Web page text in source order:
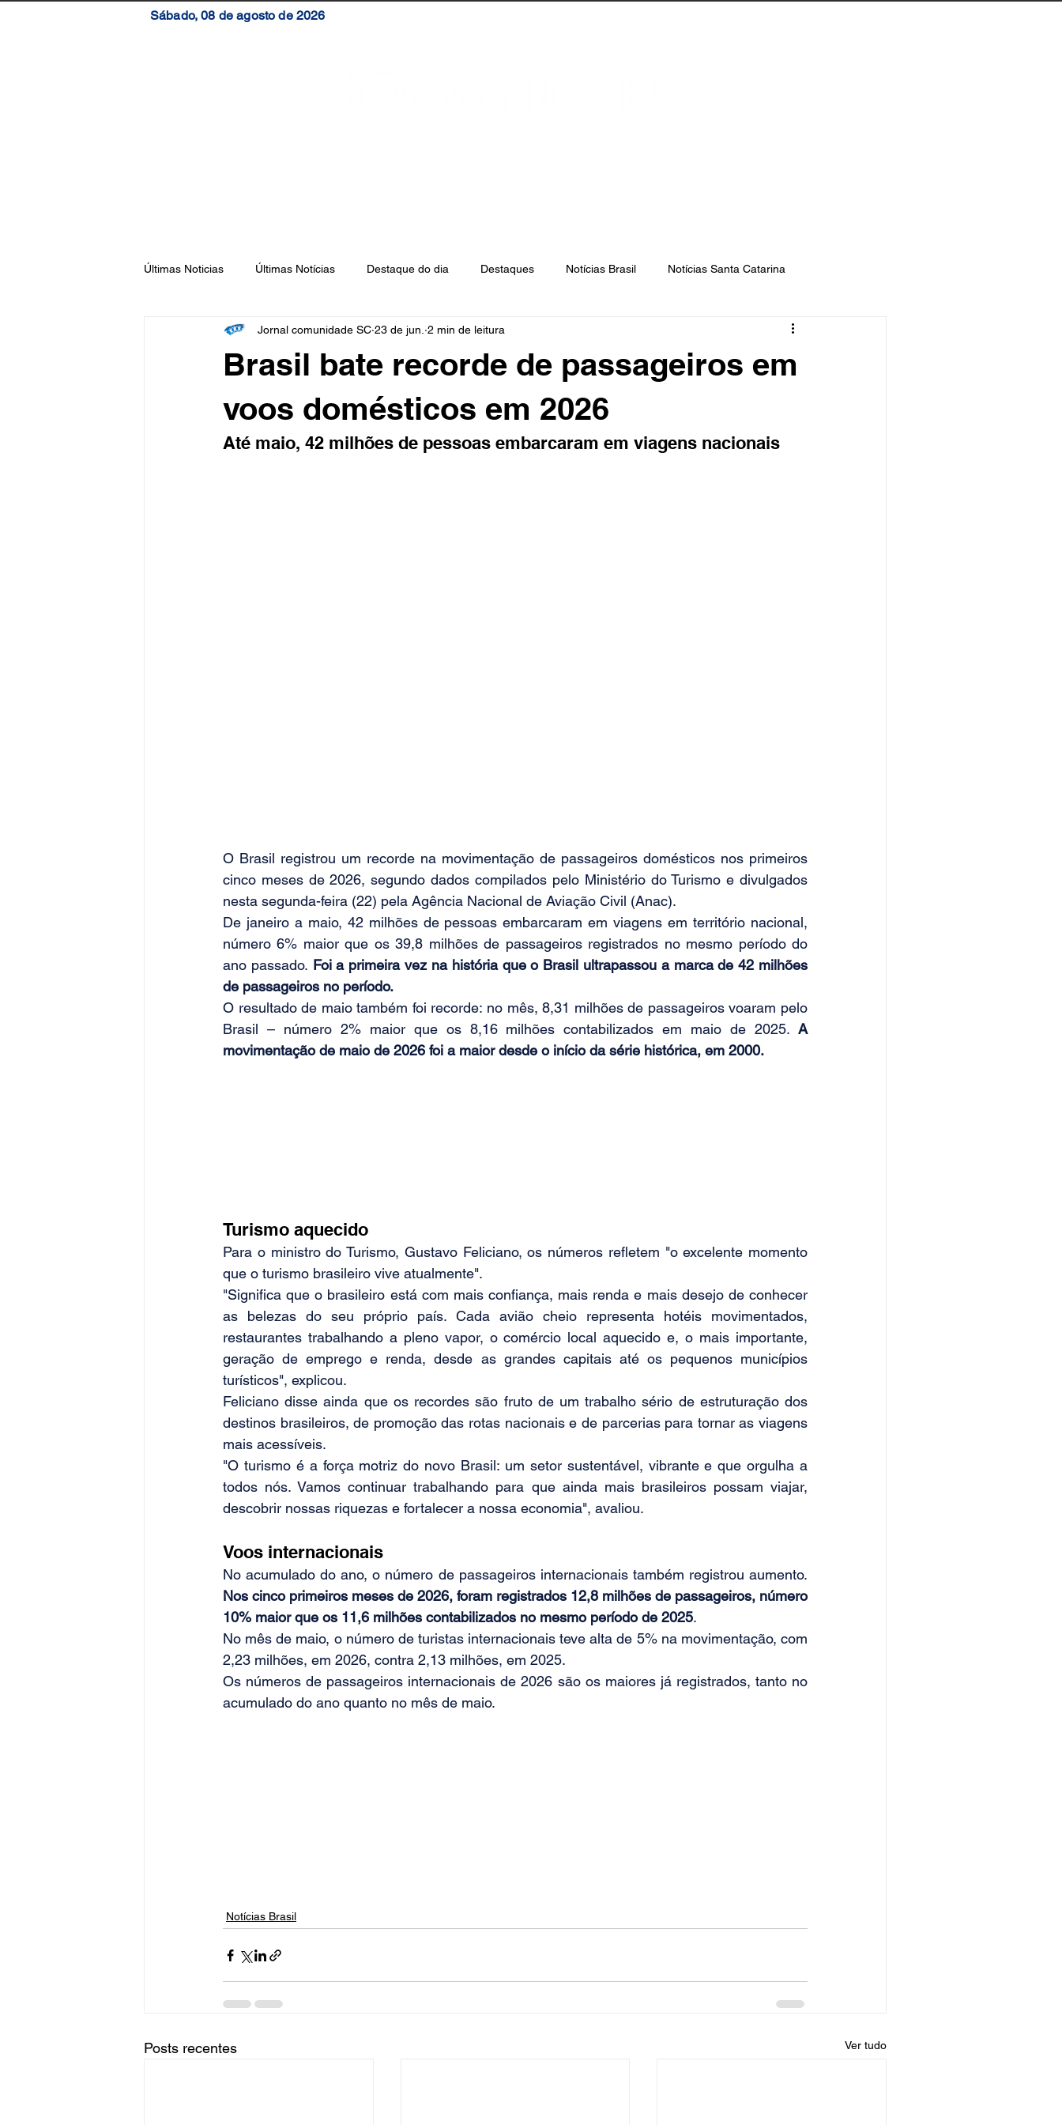
Sábado, 08 de agosto de 2026
Últimas Noticias Últimas Notícias Destaque do dia Destaques Notícias Brasil Notícias Santa Catarina
Florianópolis São José Biguaçu Palhoça
Brasil bate recorde de passageiros em
voos domésticos em 2026
Jornal comunidade SC 23 de jun. 2 min de leitura
Até maio, 42 milhões de pessoas embarcaram em viagens nacionais
O Brasil registrou um recorde na movimentação de passageiros domésticos nos primeiros
cinco meses de 2026, segundo dados compilados pelo Ministério do Turismo e divulgados
nesta segunda-feira (22) pela Agência Nacional de Aviação Civil (Anac).
De janeiro a maio, 42 milhões de pessoas embarcaram em viagens em território nacional,
número 6% maior que os 39,8 milhões de passageiros registrados no mesmo período do
ano passado. Foi a primeira vez na história que o Brasil ultrapassou a marca de 42 milhões
de passageiros no período.
O resultado de maio também foi recorde: no mês, 8,31 milhões de passageiros voaram pelo
Brasil – número 2% maior que os 8,16 milhões contabilizados em maio de 2025. A
movimentação de maio de 2026 foi a maior desde o início da série histórica, em 2000.
Turismo aquecido
Para o ministro do Turismo, Gustavo Feliciano, os números refletem "o excelente momento
que o turismo brasileiro vive atualmente".
"Significa que o brasileiro está com mais confiança, mais renda e mais desejo de conhecer
as belezas do seu próprio país. Cada avião cheio representa hotéis movimentados,
restaurantes trabalhando a pleno vapor, o comércio local aquecido e, o mais importante,
geração de emprego e renda, desde as grandes capitais até os pequenos municípios
turísticos", explicou.
Feliciano disse ainda que os recordes são fruto de um trabalho sério de estruturação dos
destinos brasileiros, de promoção das rotas nacionais e de parcerias para tornar as viagens
mais acessíveis.
"O turismo é a força motriz do novo Brasil: um setor sustentável, vibrante e que orgulha a
todos nós. Vamos continuar trabalhando para que ainda mais brasileiros possam viajar,
descobrir nossas riquezas e fortalecer a nossa economia", avaliou.
Voos internacionais
Nos cinco primeiros meses de 2026, foram registrados 12,8 milhões de passageiros, número
10% maior que os 11,6 milhões contabilizados no mesmo período de 2025.
No mês de maio, o número de turistas internacionais teve alta de 5% na movimentação, com
2,23 milhões, em 2026, contra 2,13 milhões, em 2025.
Os números de passageiros internacionais de 2026 são os maiores já registrados, tanto no
acumulado do ano quanto no mês de maio.
Notícias Brasil
Posts recentes Ver tudo